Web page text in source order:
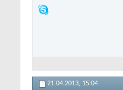
21.04.2013, 15:04